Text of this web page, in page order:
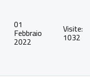
01
Febbraio
2022
Visite:
1032